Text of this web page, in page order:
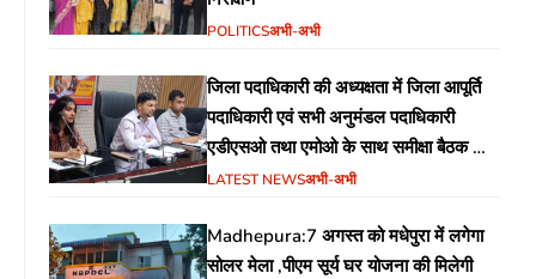
POLITICSअभी-अभी
जिला पदाधिकारी की अध्यक्षता में जिला आपूर्ति
पदाधिकारी एवं सभी अनुमंडल पदाधिकारी
एडीएसओ तथा एमोओ के साथ समीक्षा बैठक का
आयोजन
LATEST NEWSअभी-अभी
Madhepura:7 अगस्त को मधेपुरा में लगेगा
सोलर मेला ,पीएम सूर्य घर योजना की मिलेगी